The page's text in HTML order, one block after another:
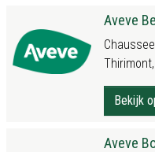
Aveve
Bekijk
Aveve